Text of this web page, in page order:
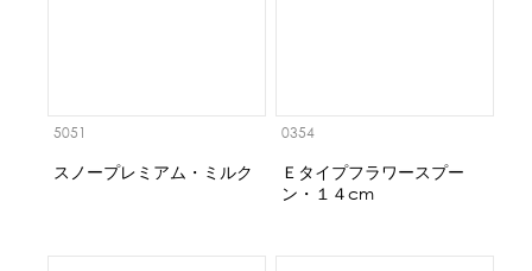
5051
スノープレミアム・ミルク
0354
Ｅタイプフラワースプー
ン・１４cm